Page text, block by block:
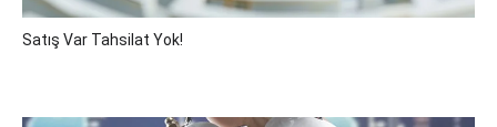
Satış Var Tahsilat Yok!